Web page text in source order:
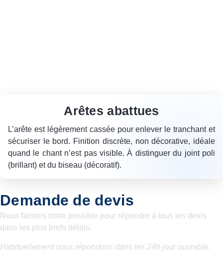
Arêtes abattues
L’arête est légèrement casséepour enlever le tranchant et
sécuriser le bord. Finition discrète, non décorative, idéale
quand le chant n’est pas visible. À distinguer du joint poli
(brillant) et du biseau (décoratif).
Demande de devis
Nous faisons notre possible pour répondre à tous les devis
dans les plus brefs délais.
Habituellement nous répondons dans les 24h jour ouvrable.